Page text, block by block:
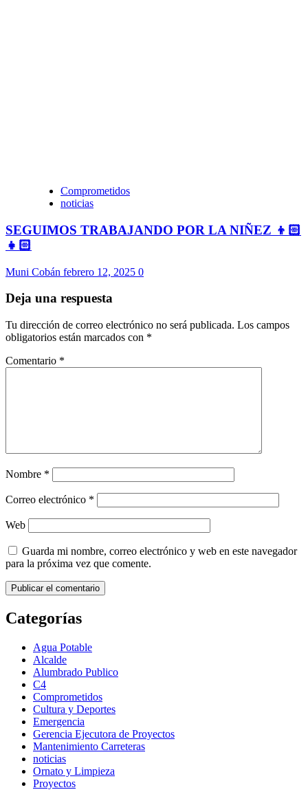
Comprometidos
noticias
SEGUIMOS TRABAJANDO POR LA NIÑEZ 👦🏻
👧🏻
Muni Cobán febrero 12, 2025 0
Deja una respuesta
Tu dirección de correo electrónico no será publicada. Los campos
obligatorios están marcados con *
Comentario *
Nombre *
Correo electrónico *
Web
Guarda mi nombre, correo electrónico y web en este navegador
para la próxima vez que comente.
Categorías
Agua Potable
Alcalde
Alumbrado Publico
C4
Comprometidos
Cultura y Deportes
Emergencia
Gerencia Ejecutora de Proyectos
Mantenimiento Carreteras
noticias
Ornato y Limpieza
Proyectos